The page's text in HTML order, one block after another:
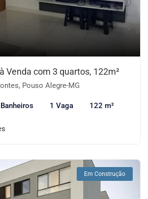
Venda com 3 quartos, 122m²
Pouso Alegre-MG
1 Vaga 122 m²
Em Construção